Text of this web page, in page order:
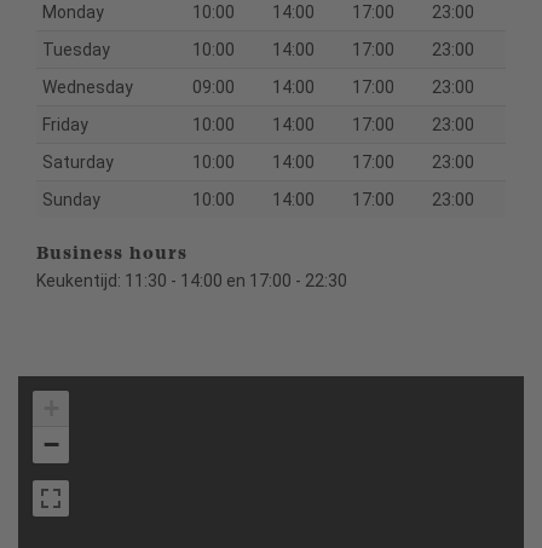
Monday
10:00 14:00 17:00
23:00
Tuesday
10:00 14:00 17:00
23:00
Wednesday
09:00 14:00 17:00
23:00
Friday
10:00 14:00 17:00
23:00
Saturday
10:00 14:00 17:00
23:00
Sunday
10:00 14:00 17:00 23:00
Business hours
Keukentijd: 11:30 - 14:00 en 17:00 - 22:30
−